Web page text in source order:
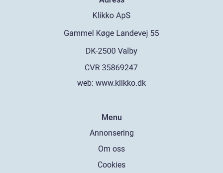
web: www.klikko.dk
Menu
Annonsering
Om oss
Cookies